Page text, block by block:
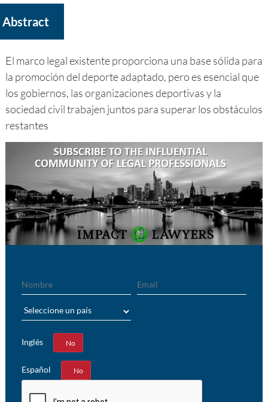
Abstract
El marco legal existente proporciona una base sólida para
la promoción del deporte adaptado, pero es esencial que
los gobiernos, las organizaciones deportivas y la
sociedad civil trabajen juntos para superar los obstáculos
restantes
Inglés
Sí No
Español
Sí No